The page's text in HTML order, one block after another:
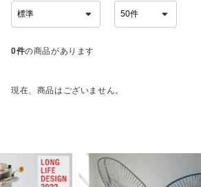
0件の商品があります
現在、商品はございません。